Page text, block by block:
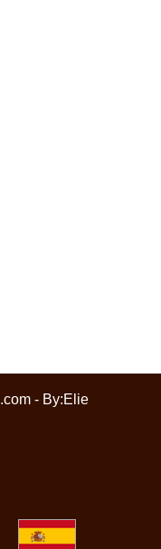
- By:Elie